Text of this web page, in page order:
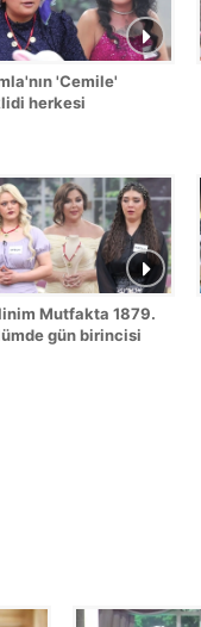
'Cemile'
herkesi
Mutfakta 1879.
gün birincisi